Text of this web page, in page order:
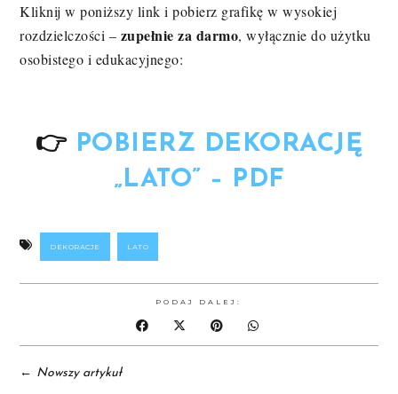
Kliknij w poniższy link i pobierz grafikę w wysokiej
rozdzielczości – zupełnie za darmo, wyłącznie do użytku
osobistego i edukacyjnego:
👉 POBIERZ DEKORACJĘ
„LATO” – PDF
DEKORACJE LATO
PODAJ DALEJ:
← Nowszy artykuł